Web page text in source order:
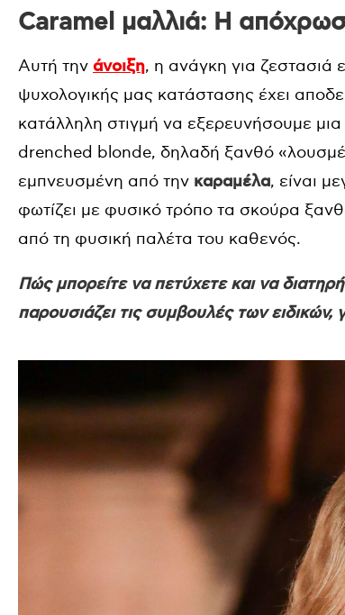
Caramel μαλλιά: Η
Αυτή την άνοιξη, η ανάγκη για ζεστασιά
ψυχολογικής μας κατάστασης έχει
κατάλληλη στιγμή να εξερευνήσουμε
drenched blonde, δηλαδή ξανθό
εμπνευσμένη από την καραμέλα, είναι
φωτίζει με φυσικό τρόπο τα σκούρα
από τη φυσική παλέτα του καθενός.
Πώς μπορείτε να πετύχετε και να
παρουσιάζει τις συμβουλές των